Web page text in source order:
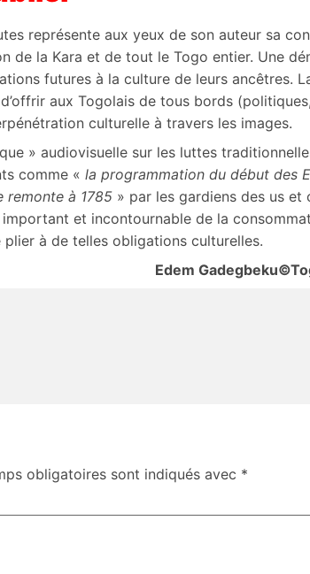
représente aux yeux de son auteur sa
de la Kara et de tout le Togo entier. Une
futures à la culture de leurs ancêtres.
aux Togolais de tous bords (politiques,
culturelle à travers les images.
» audiovisuelle sur les luttes
comme « la programmation du début des
remonte à 1785 » par les gardiens des us et
et incontournable de la
plier à de telles obligations culturelles.
Edem
obligatoires sont indiqués avec *